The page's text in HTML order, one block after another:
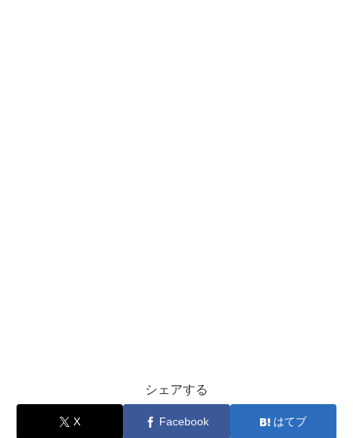
シェアする
X Facebook はてブ